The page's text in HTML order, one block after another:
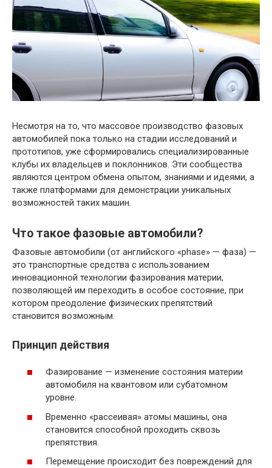
Несмотря на то, что массовое производство фазовых
автомобилей пока только на стадии исследований и
прототипов, уже сформировались специализированные
клубы их владельцев и поклонников. Эти сообщества
являются центром обмена опытом, знаниями и идеями, а
также платформами для демонстрации уникальных
возможностей таких машин.
Что такое фазовые автомобили?
Фазовые автомобили (от английского «phase» — фаза) —
это транспортные средства с использованием
инновационной технологии фазирования материи,
позволяющей им переходить в особое состояние, при
котором преодоление физических препятствий
становится возможным.
Принцип действия
Фазирование — изменение состояния материи
автомобиля на квантовом или субатомном
уровне.
Временно «рассеивая» атомы машины, она
становится способной проходить сквозь
препятствия.
Перемещение происходит без повреждений для